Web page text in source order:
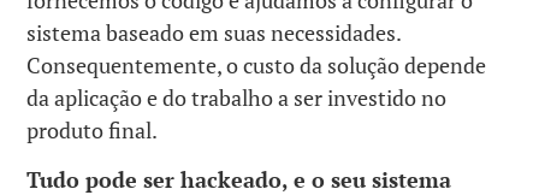
sistema baseado em suas necessidades.
Consequentemente, o custo da solução depende
da aplicação e do trabalho a ser investido no
produto final.
Tudo pode ser hackeado, e o seu sistema